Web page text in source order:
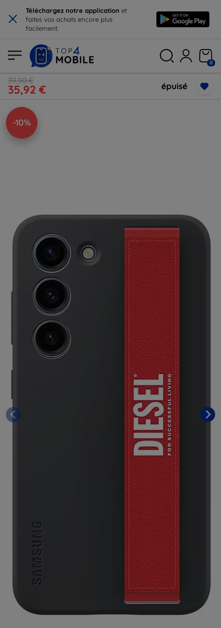
× Téléchargez notre application et
faites vos achats encore plus
facilement.
0
39,90 €
35,92 € épuisé
-10%